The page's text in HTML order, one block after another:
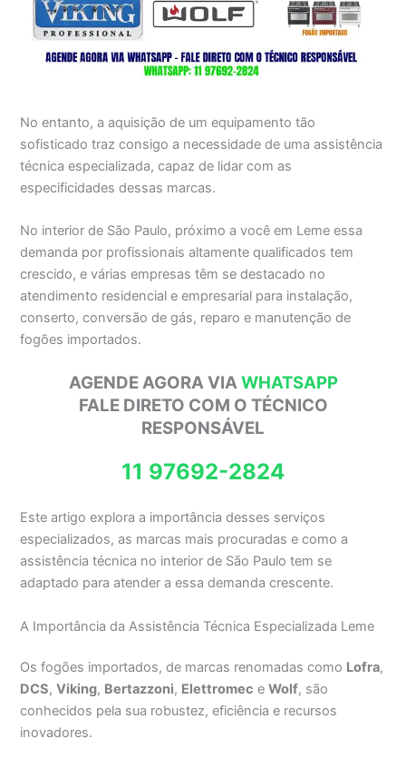
No entanto, a aquisição de um equipamento tão
sofisticado traz consigo a necessidade de uma assistência
técnica especializada, capaz de lidar com as
especificidades dessas marcas.
No interior de São Paulo, próximo a você em Leme essa
demanda por profissionais altamente qualificados tem
crescido, e várias empresas têm se destacado no
atendimento residencial e empresarial para instalação,
conserto, conversão de gás, reparo e manutenção de
fogões importados.
AGENDE AGORA VIA WHATSAPP
FALE DIRETO COM O TÉCNICO
RESPONSÁVEL
11 97692-2824
Este artigo explora a importância desses serviços
especializados, as marcas mais procuradas e como a
assistência técnica no interior de São Paulo tem se
adaptado para atender a essa demanda crescente.
A Importância da Assistência Técnica Especializada Leme
Os fogões importados, de marcas renomadas como Lofra,
DCS,Viking, Bertazzoni, Elettromec eWolf, são
conhecidos pela sua robustez, eficiência e recursos
inovadores.